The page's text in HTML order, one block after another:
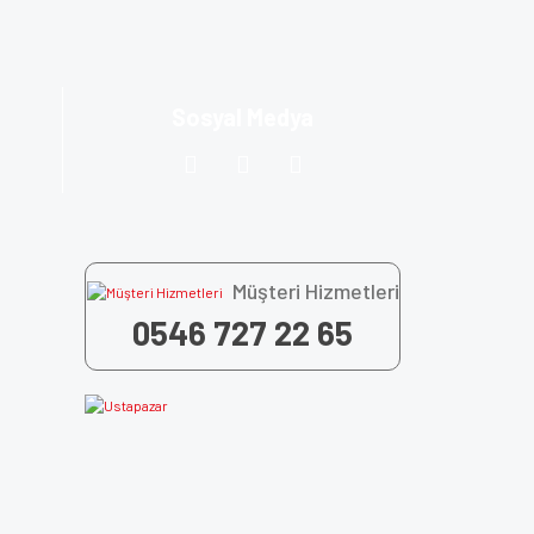
Müşteri Hizmetleri
0546 727 22 65